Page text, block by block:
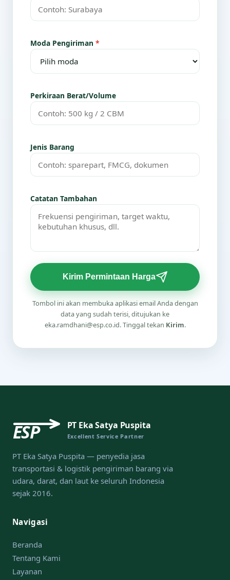
Moda Pengiriman *
Perkiraan Berat/Volume
Jenis Barang
Catatan Tambahan
Kirim Permintaan Harga
Tombol ini akan membuka aplikasi email Anda dengan
data yang sudah terisi, ditujukan ke
eka.ramdhani@esp.co.id. Tinggal tekan Kirim.
ESP PT Eka Satya Puspita
Excellent Service Partner
PT Eka Satya Puspita — penyedia jasa
transportasi & logistik pengiriman barang via
udara, darat, dan laut ke seluruh Indonesia
sejak 2016.
Navigasi
Beranda
Tentang Kami
Layanan